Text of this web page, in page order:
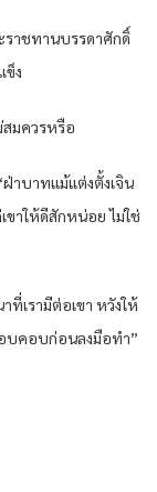
ราชทานบรรดาศักดิ์
ข็ง
มควรหรือ
าบาทแม้แต่งตั้งเจิน
าให้ดีสักหน่อย ไม่ใช่
ที่เรามีต่อเขา หวังให้
อบคอบก่อนลงมือทำ”